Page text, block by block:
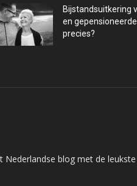
Bijstandsuitkering
en
precies?
Nederlandse blog met de